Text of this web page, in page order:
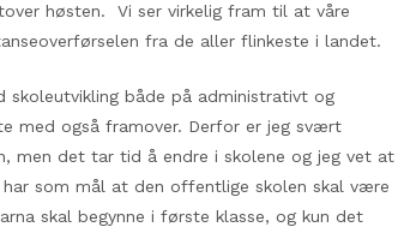
høsten. Vi ser virkelig fram til at våre
fra de aller flinkeste i landet.
både på administrativt og
med også framover. Derfor er jeg svært
men det tar tid å endre i skolene og jeg vet at
som mål at den offentlige skolen skal være
skal begynne i første klasse, og kun det